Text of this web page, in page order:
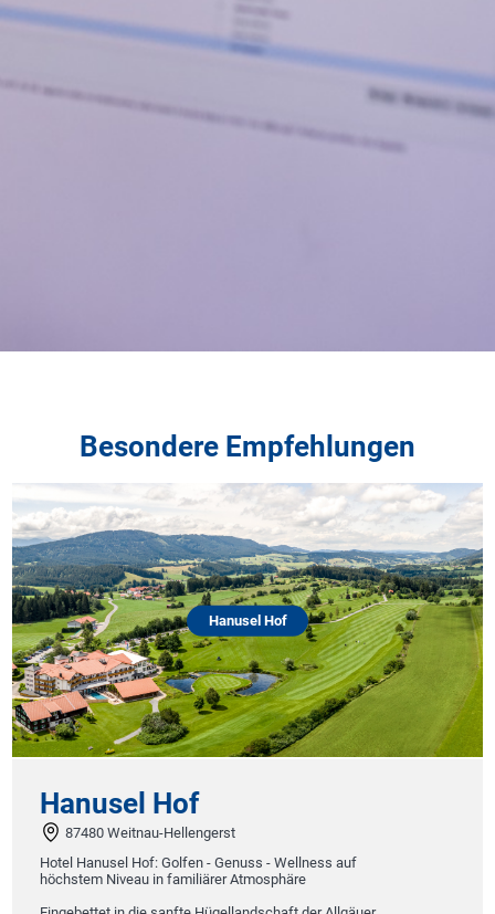
Besondere Empfehlungen
Hanusel Hof
Hanusel Hof
87480 Weitnau-Hellengerst
Hotel Hanusel Hof: Golfen - Genuss - Wellness auf
höchstem Niveau in familiärer Atmosphäre